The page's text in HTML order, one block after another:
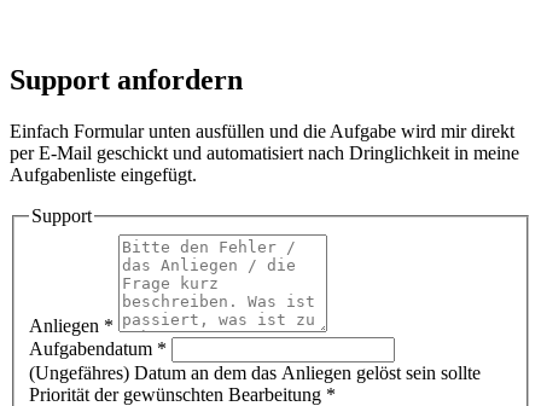
Support anfordern
Einfach Formular unten ausfüllen und die Aufgabe wird mir direkt
per E-Mail geschickt und automatisiert nach Dringlichkeit in meine
Aufgabenliste eingefügt.
Support
Anliegen *
Aufgabendatum *
(Ungefähres) Datum an dem das Anliegen gelöst sein sollte
Priorität der gewünschten Bearbeitung *